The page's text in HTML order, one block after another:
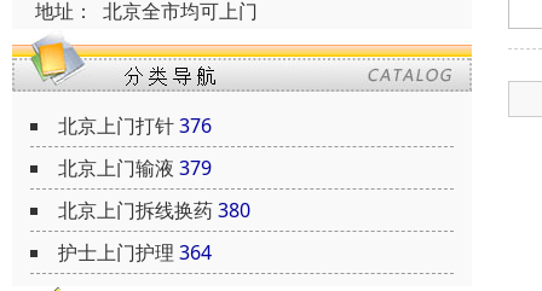
地址： 北京全市均可上门
北京上门打针376
北京上门输液 379
北京上门拆线换药380
护士上门护理 364